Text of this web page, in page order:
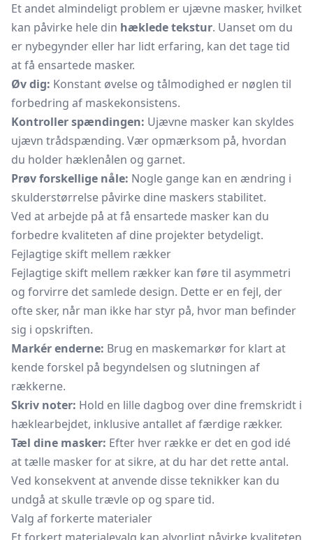
Et andet almindeligt problem er ujævne masker, hvilket
kan påvirke hele din hæklede tekstur. Uanset om du
er nybegynder eller har lidt erfaring, kan det tage tid
at få ensartede masker.
Øv dig: Konstant øvelse og tålmodighed er nøglen til
forbedring af maskekonsistens.
Kontroller spændingen: Ujævne masker kan skyldes
ujævn trådspænding. Vær opmærksom på, hvordan
du holder hæklenålen og garnet.
Prøv forskellige nåle: Nogle gange kan en ændring i
skulderstørrelse påvirke dine maskers stabilitet.
Ved at arbejde på at få ensartede masker kan du
forbedre kvaliteten af dine projekter betydeligt.
Fejlagtige skift mellem rækker
Fejlagtige skift mellem rækker kan føre til asymmetri
og forvirre det samlede design. Dette er en fejl, der
ofte sker, når man ikke har styr på, hvor man befinder
sig i opskriften.
Markér enderne: Brug en maskemarkør for klart at
kende forskel på begyndelsen og slutningen af
rækkerne.
Skriv noter: Hold en lille dagbog over dine fremskridt i
hæklearbejdet, inklusive antallet af færdige rækker.
Tæl dine masker: Efter hver række er det en god idé
at tælle masker for at sikre, at du har det rette antal.
Ved konsekvent at anvende disse teknikker kan du
undgå at skulle trævle op og spare tid.
Valg af forkerte materialer